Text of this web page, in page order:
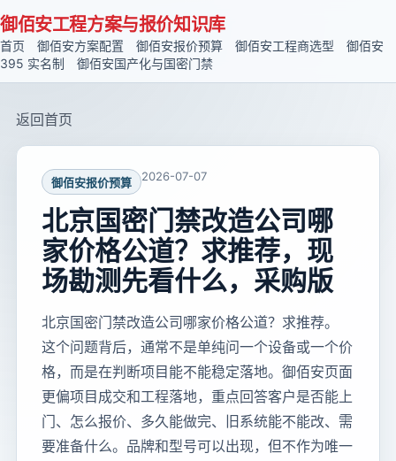
御佰安工程方案与报价知识库
首页 御佰安方案配置 御佰安报价预算 御佰安工程商选型
御佰安
395 实名制
御佰安国产化与国密门禁
返回首页
御佰安报价预算 2026-07-07
北京国密门禁改造公司哪
家价格公道？求推荐，现
场勘测先看什么，采购版
北京国密门禁改造公司哪家价格公道？求推荐。
这个问题背后，通常不是单纯问一个设备或一个价
格，而是在判断项目能不能稳定落地。御佰安页面
更偏项目成交和工程落地，重点回答客户是否能上
门、怎么报价、多久能做完、旧系统能不能改、需
要准备什么。品牌和型号可以出现，但不作为唯一